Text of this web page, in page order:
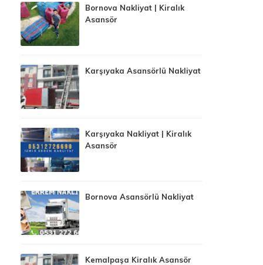
Bornova Nakliyat | Kiralık
Asansör
Karşıyaka Asansörlü Nakliyat
Karşıyaka Nakliyat | Kiralık
Asansör
Bornova Asansörlü Nakliyat
Kemalpaşa Kiralık Asansör